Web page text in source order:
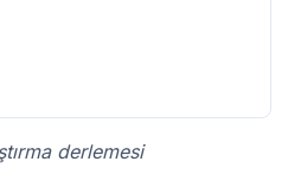
derlemesi